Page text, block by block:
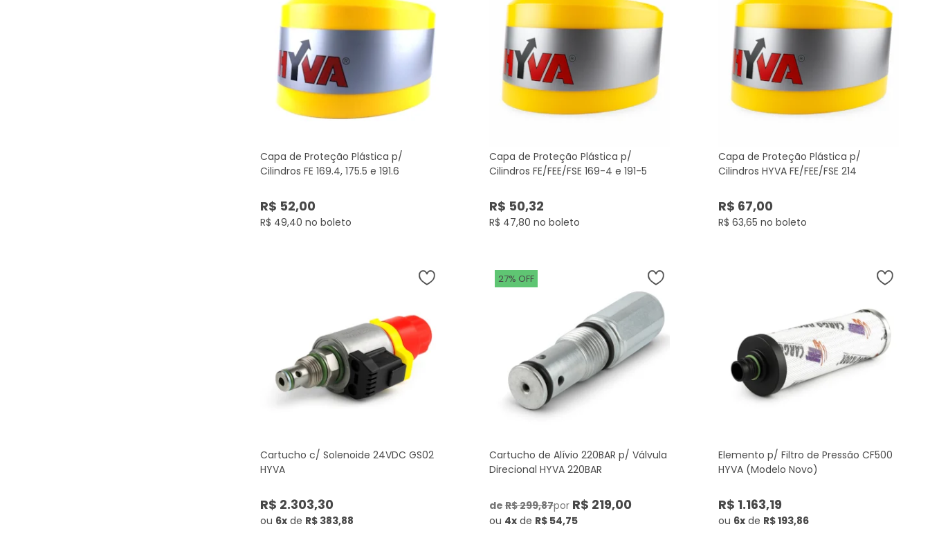
Capa de Proteção Plástica p/
Cilindros FE 169.4, 175.5 e 191.6
R$ 52,00
R$ 49,40 no boleto
Capa de Proteção Plástica p/
Cilindros FE/FEE/FSE 169-4 e 191-5
R$ 50,32
R$ 47,80 no boleto
Capa de Proteção Plástica p/
Cilindros HYVA FE/FEE/FSE 214
R$ 67,00
R$ 63,65 no boleto
Cartucho c/ Solenoide 24VDC GS02
HYVA
R$ 2.303,30
ou 6xde R$ 383,88
27% OFF
Cartucho de Alívio 220BAR p/ Válvula
Direcional HYVA 220BAR
de R$ 299,87porR$ 219,00
ou 4xde R$ 54,75
Elemento p/ Filtro de Pressão CF500
HYVA (Modelo Novo)
R$ 1.163,19
ou 6xde R$ 193,86